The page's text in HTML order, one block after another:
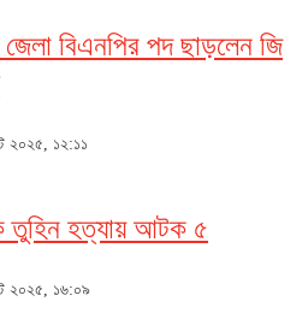
জেলা বিএনপির পদ ছাড়লেন জি
২০২৫, ১২:১১
তুহিন হত্যায় আটক ৫
২০২৫, ১৬:০৯